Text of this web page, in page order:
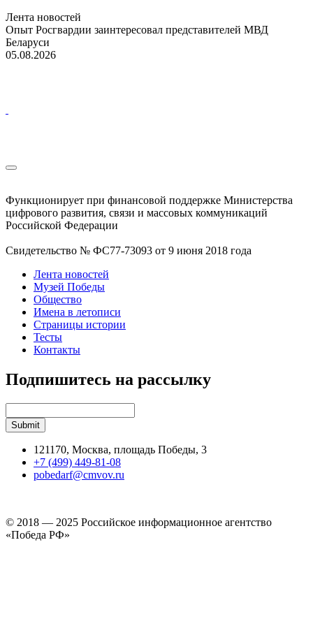
Лента новостей
Опыт Росгвардии заинтересовал представителей МВД
Беларуси
05.08.2026
Функционирует при финансовой поддержке Министерства
цифрового развития, связи и массовых коммуникаций
Российской Федерации
Свидетельство № ФС77-73093 от 9 июня 2018 года
Лента новостей
Музей Победы
Общество
Имена в летописи
Страницы истории
Тесты
Контакты
Подпишитесь на рассылку
121170, Москва, площадь Победы, 3
+7 (499) 449-81-08
pobedarf@cmvov.ru
© 2018 — 2025 Российское информационное агентство
«Победа РФ»